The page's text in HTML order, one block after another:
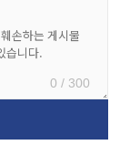
0 / 300